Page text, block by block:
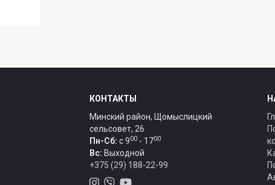
КОНТАКТЫ
Минский район, Щомыслицкий
сельсовет, 26
Пн-Сб: c 900 - 1700
Вс: Выходной
+375 (29) 188-22-99